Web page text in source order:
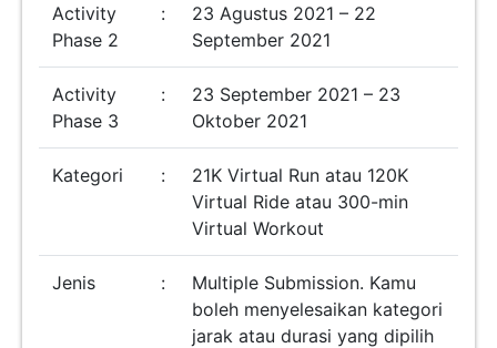
Activity
Phase 2
:
23 Agustus 2021 – 22
September 2021
Activity
Phase 3
:
23 September 2021 – 23
Oktober 2021
Kategori :
21K Virtual Run atau 120K
Virtual Ride atau 300-min
Virtual Workout
Jenis :
Multiple Submission. Kamu
boleh menyelesaikan kategori
jarak atau durasi yang dipilih